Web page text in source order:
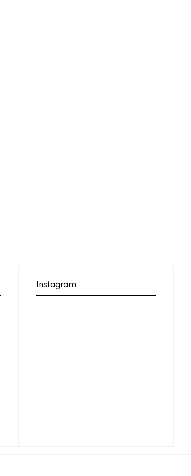
Instagram